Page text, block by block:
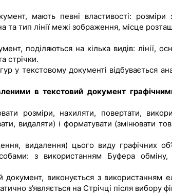
мають певні властивості: розміри
та тип лінії межі зображення, місце
поділяються на кілька видів: лінії,
стрічки.
у текстовому документі відбувається
в текстовий документ
розміри, нахиляти, повертати,
видаляти) і форматувати (змінювати
видалення) цього виду графічних
з використанням Буфера обміну,
виконується з використанням
з’являється на Стрічці після вибору